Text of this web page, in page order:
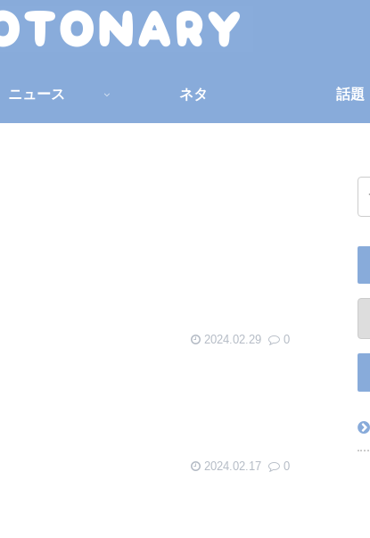
ニュース ネタ 話題
2024.02.29 0
2024.02.17 0